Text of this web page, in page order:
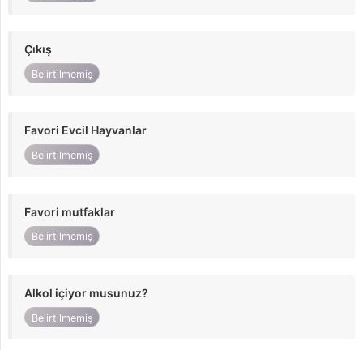
Çıkış
Belirtilmemiş
Favori Evcil Hayvanlar
Belirtilmemiş
Favori mutfaklar
Belirtilmemiş
Alkol içiyor musunuz?
Belirtilmemiş